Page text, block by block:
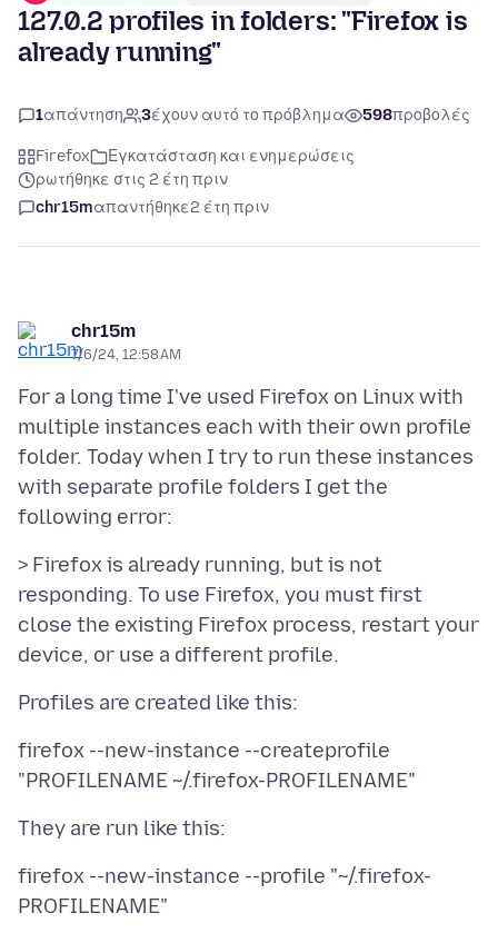
127.0.2 profiles in folders: "Firefox is
already running"
1απάντηση 3έχουν αυτό το πρόβλημα 598προβολές
Firefox
Εγκατάσταση και ενημερώσεις
ρωτήθηκε στις 2 έτη πριν
chr15mαπαντήθηκε2 έτη πριν
chr15m
7/6/24, 12:58 AM
For a long time I've used Firefox on Linux with
multiple instances each with their own profile
folder. Today when I try to run these instances
with separate profile folders I get the
> Firefox is already running, but is not
responding. To use Firefox, you must first
close the existing Firefox process, restart your
firefox --new-instance --createprofile
firefox --new-instance --profile "~/.firefox-